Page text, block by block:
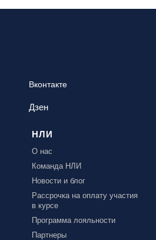
Вконтакте
Дзен
НЛИ
О нас
Команда НЛИ
Новости и блог
Рассрочка на оплату участия
в курсе
Программа лояльности
Партнеры